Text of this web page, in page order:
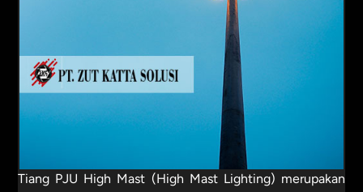
Tiang PJU High Mast (High Mast Lighting) merupakan